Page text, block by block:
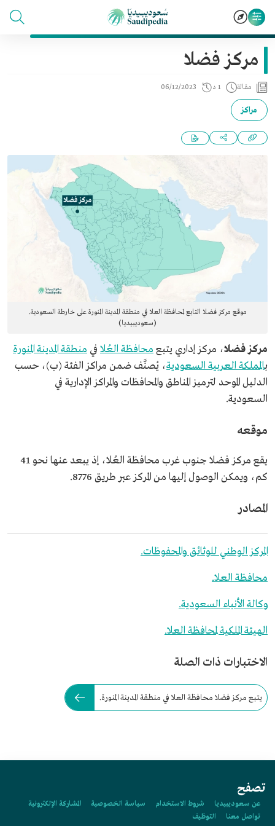
مركز فضلا
مقالة 1 د 06/12/2023
مراكز
موقع مركز فضلا التابع لمحافظة العلا في منطقة المدينة المنورة على خارطة السعودية.
(سعوديبيديا)
مركز فضلا، مركز إداري يتبع محافظة العُلا في منطقة المدينة المنورة
بالمملكة العربية السعودية، يُصنَّف ضمن مراكز الفئة (ب)، حسب
الدليل الموحد لترميز المناطق والمحافظات والمراكز الإدارية في
السعودية.
موقعه
يقع مركز فضلا
جنوب غرب محافظة العُلا، إذ يبعد عنها نحو 41
كم، ويمكن الوصول إليها من المركز عبر طريق 8776.
المصادر
المركز الوطني للوثائق والمحفوظات.
محافظة العلا.
وكالة الأنباء السعودية.
الهيئة الملكية لمحافظة العلا.
الاختبارات ذات الصلة
يتبع مركز فضلا محافظة العلا في منطقة المدينة المنورة.
تصفح
عن سعوديبيديا شروط الاستخدام سياسة الخصوصية
المشاركة الإلكترونية
تواصل معنا
التوظيف